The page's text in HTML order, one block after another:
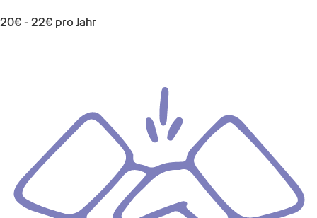
20€ - 22€ pro Jahr